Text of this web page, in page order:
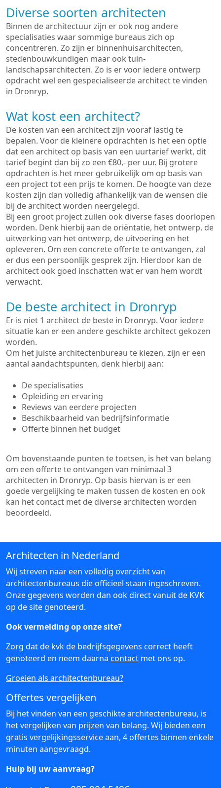
Diverse soorten architecten
Binnen de architectuur zijn er ook nog andere
specialisaties waar sommige bureaus zich op
concentreren. Zo zijn er binnenhuisarchitecten,
stedenbouwkundigen maar ook tuin-
landschapsarchitecten. Zo is er voor iedere ontwerp
opdracht wel een gespecialiseerde architect te vinden
in Dronryp.
Wat kost een architect?
De kosten van een architect zijn vooraf lastig te
bepalen. Voor de kleinere opdrachten is het een optie
dat een architect op basis van een uurtarief werkt, dit
tarief begint dan bij zo een €80,- per uur. Bij grotere
opdrachten is het meer gebruikelijk om op basis van
een project tot een prijs te komen. De hoogte van deze
kosten zijn dan volledig afhankelijk van de wensen die
bij de architect worden neergelegd.
Bij een groot project zullen ook diverse fases doorlopen
worden. Denk hierbij aan de oriëntatie, het ontwerp, de
uitwerking van het ontwerp, de uitvoering en het
opleveren. Om een concrete offerte te ontvangen, zal
er dus een persoonlijk gesprek zijn. Hierdoor kan de
architect ook goed inschatten wat er van hem wordt
verwacht.
De beste architect in Dronryp
Er is niet 1 architect de beste in Dronryp. Voor iedere
situatie kan er een andere geschikte architect gekozen
worden.
Om het juiste architectenbureau te kiezen, zijn er een
aantal aandachtspunten, denk hierbij aan:
De specialisaties
Opleiding en ervaring
Reviews van eerdere projecten
Beschikbaarheid van bedrijfsinformatie
Offerte binnen het budget
Om bovenstaande punten te toetsen, is het van belang
om een offerte te ontvangen van minimaal 3
architecten in Dronryp. Op basis hiervan is er een
goede vergelijking te maken tussen de kosten en ook
kan het contact met de diverse architecten worden
beoordeeld.
Architecten in Nederland
Wij streven naar een volledig overzicht van
architectenbureaus die officieel staan ingeschreven.
Onze gegevens worden dan ook direct vanuit de KVK
op de site genoteerd.
Ook vermelding op onze site?
Zorg dat de kvk de bedrijfsgegevens correct heeft
genoteerd en neem daarna contact met ons op.
Groeien als architectenbureau?
Offertes vergelijken
Bij het vinden van een geschikte architectenbureau, is
het vergelijken van prijzen van belang. Wij bieden een
gratis vergelijkingsservice aan, 4 offertes binnen enkele
minuten aangevraagd.
Hulp bij uw aanvraag?